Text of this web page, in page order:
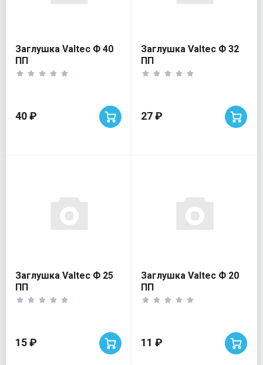
Заглушка Valtec Ф 40
ПП
40 ₽
Заглушка Valtec Ф 32
ПП
27 ₽
Заглушка Valtec Ф 25
ПП
15 ₽
Заглушка Valtec Ф 20
ПП
11 ₽